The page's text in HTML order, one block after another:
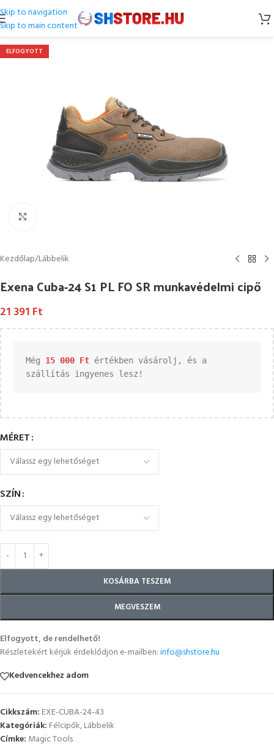
Skip to navigation
Skip to main content
ELFOGYOTT
Kezdőlap/Lábbelik
Exena Cuba-24 S1 PL FO SR munkavédelmi cipő
21 391 Ft
Még 15 000 Ft értékben vásárolj, és a
szállítás ingyenes lesz!
MÉRET
SZÍN
KOSÁRBA TESZEM
MEGVESZEM
Elfogyott, de rendelhető!
Részletekért kérjük érdeklődjön e-mailben:info@shstore.hu
Kedvencekhez adom
Cikkszám: EXE-CUBA-24-43
Kategóriák: Félcipők,Lábbelik
Címke: Magic Tools